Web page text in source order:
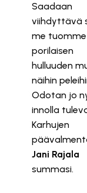
Saadaan
viihdyttävä
me tuomme
porilaisen
hulluuden
näihin
Odotan jo
innolla
Karhujen
Jani Rajala
summasi.